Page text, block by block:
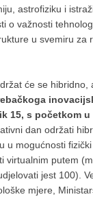
astrofiziku i
o važnosti
u svemiru za
će se hibridno,
15, s početkom u
dan održati
u mogućnosti
virtualnim putem
jest 100).
mjere,